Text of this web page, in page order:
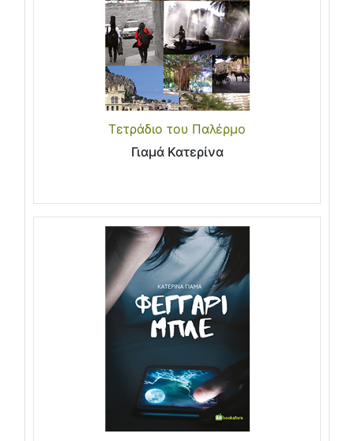
Τετράδιο του Παλέρμο
Γιαμά Κατερίνα